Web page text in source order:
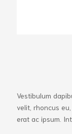
Vestibulum
velit, rhoncus
erat ac ipsum.